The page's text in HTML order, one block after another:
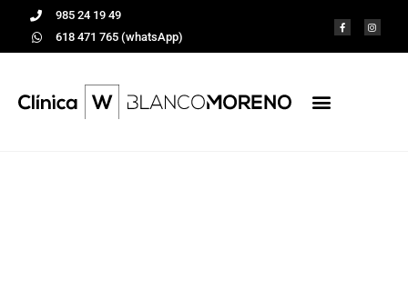
985 24 19 49
618 471 765 (whatsApp)